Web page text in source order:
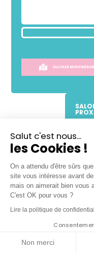
CALCULER MON
SANS
Prendre
Lundi
Mercredi
Salut c'est nous...
les Cookies !
On a attendu d'être sûrs
site vous intéresse avant de
mais on aimerait bien vous
C'est OK pour vous ?
Lire la politique de
Non merci